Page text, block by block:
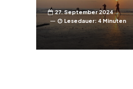
27. September 2024
Lesedauer: 4 Minuten